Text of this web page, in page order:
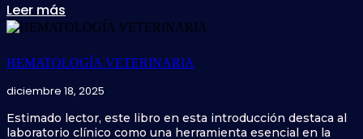
Leer más
HEMATOLOGÍA VETERINARIA
diciembre 18, 2025
Estimado lector, este libro en esta introducción destaca al
laboratorio clínico como una herramienta esencial en la